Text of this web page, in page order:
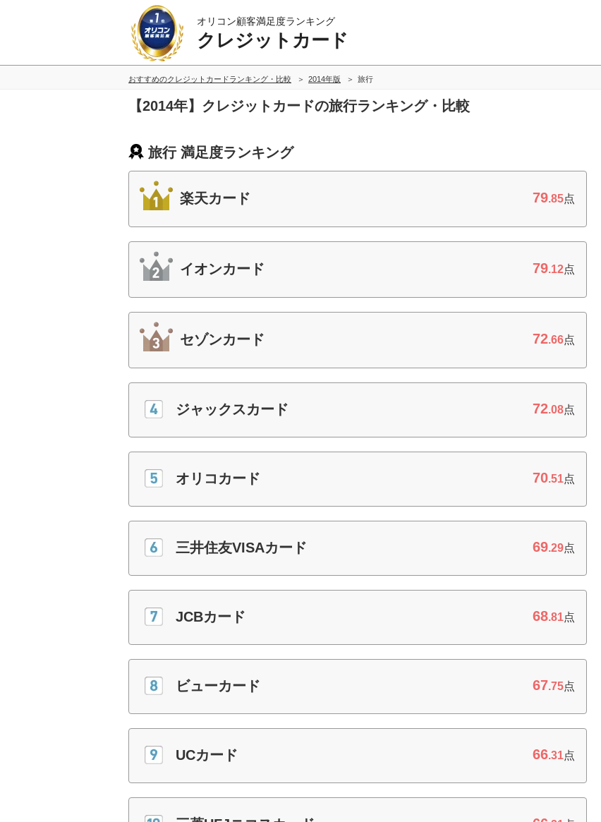
オリコン顧客満足度ランキング
クレジットカード
おすすめのクレジットカードランキング・比較 2014年版 旅行
【2014年】クレジットカードの旅行ランキング・比較
旅行 満足度ランキング
楽天カード 79.85点
イオンカード 79.12点
セゾンカード 72.66点
ジャックスカード 72.08点
オリコカード 70.51点
三井住友VISAカード 69.29点
JCBカード 68.81点
ビューカード 67.75点
UCカード 66.31点